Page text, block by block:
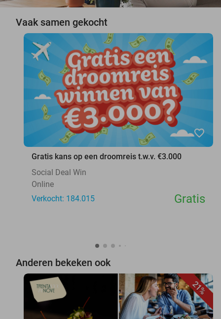
Vaak samen gekocht
favorite_border
Gratis kans op een droomreis t.w.v. €3.000
Social Deal Win
Online
Verkocht: 184.015
Gratis
Anderen bekeken ook
21%